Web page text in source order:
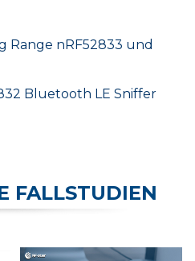
Range nRF52833 und
Bluetooth LE Sniffer
FALLSTUDIEN